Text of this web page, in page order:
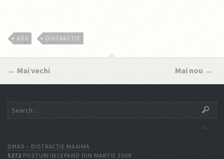
ADS DISTRACTIE
← Mai vechi Mai nou →
DMAX – DISTRACŢIE MAXIMĂ
5272 POSTURI INCEPAND DIN MARTIE 2008